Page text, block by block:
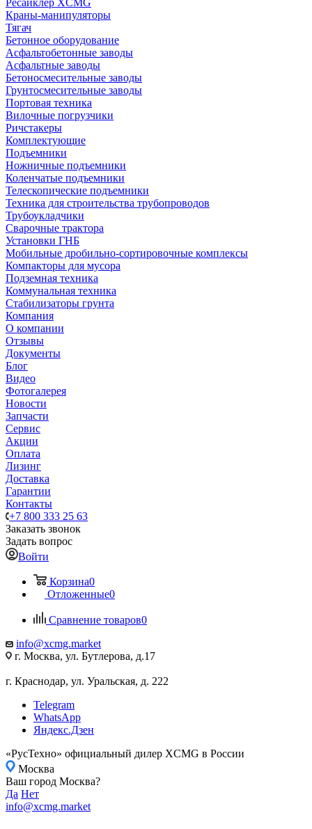
Ресайклер XCMG
Краны-манипуляторы
Тягач
Бетонное оборудование
Асфальтобетонные заводы
Асфальтные заводы
Бетоносмесительные заводы
Грунтосмесительные заводы
Портовая техника
Вилочные погрузчики
Ричстакеры
Комплектующие
Подъемники
Ножничные подъемники
Коленчатые подъемники
Телескопические подъемники
Техника для строительства трубопроводов
Трубоукладчики
Сварочные трактора
Установки ГНБ
Мобильные дробильно-сортировочные комплексы
Компакторы для мусора
Подземная техника
Коммунальная техника
Стабилизаторы грунта
Компания
О компании
Отзывы
Документы
Блог
Видео
Фотогалерея
Новости
Запчасти
Сервис
Акции
Оплата
Лизинг
Доставка
Гарантии
Контакты
+7 800 333 25 63
Заказать звонок
Задать вопрос
Войти
Корзина0
Отложенные0
Сравнение товаров0
info@xcmg.market
г. Москва, ул. Бутлерова, д.17
г. Краснодар, ул. Уральская, д. 222
Telegram
WhatsApp
Яндекс.Дзен
«РусТехно» официальный дилер XCMG в России
Москва
Ваш город Москва?
Да Нет
info@xcmg.market